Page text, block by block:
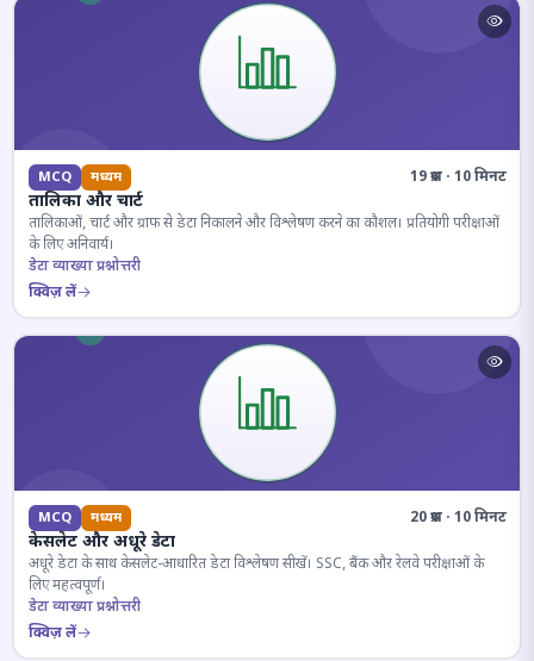
MCQ मध्यम 19 प्रश्न · 10 मिनट
तालिका और चार्ट
तालिकाओं, चार्ट और ग्राफ से डेटा निकालने और विश्लेषण करने का कौशल। प्रतियोगी परीक्षाओं
के लिए अनिवार्य।
डेटा व्याख्या प्रश्नोत्तरी
क्विज़ लें
MCQ मध्यम 20 प्रश्न · 10 मिनट
केसलेट और अधूरे डेटा
अधूरे डेटा के साथ केसलेट-आधारित डेटा विश्लेषण सीखें। SSC, बैंक और रेलवे परीक्षाओं के
लिए महत्वपूर्ण।
डेटा व्याख्या प्रश्नोत्तरी
क्विज़ लें